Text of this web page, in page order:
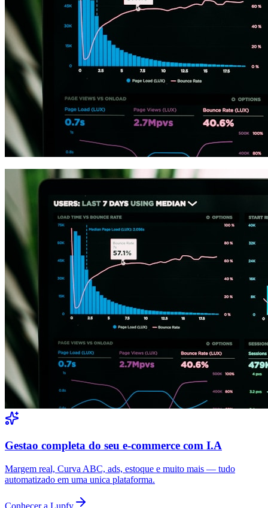
Gestao completa do seu e-commerce com I.A
Margem real, Curva ABC, ads, estoque e muito mais — tudo
automatizado em uma unica plataforma.
Conhecer a Lupfy